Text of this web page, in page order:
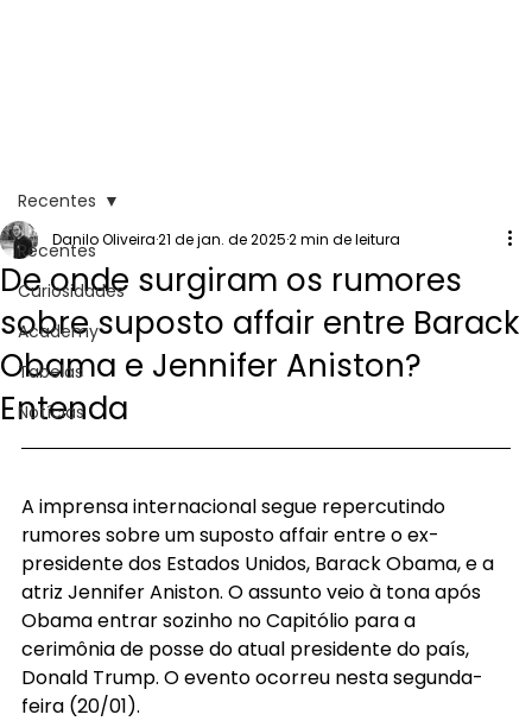
Recentes
Curiosidades
Academy
Tabelas
Notícias
Recentes
De onde surgiram os rumores
sobre suposto affair entre Barack
Obama e Jennifer Aniston?
Entenda
Danilo Oliveira21 de jan. de 20252 min de leitura
A imprensa internacional segue repercutindo
rumores sobre um suposto affair entre o ex-
presidente dos Estados Unidos, Barack Obama, e a
atriz Jennifer Aniston. O assunto veio à tona após
Obama entrar sozinho no Capitólio para a
cerimônia de posse do atual presidente do país,
Donald Trump. O evento ocorreu nesta segunda-
feira (20/01).